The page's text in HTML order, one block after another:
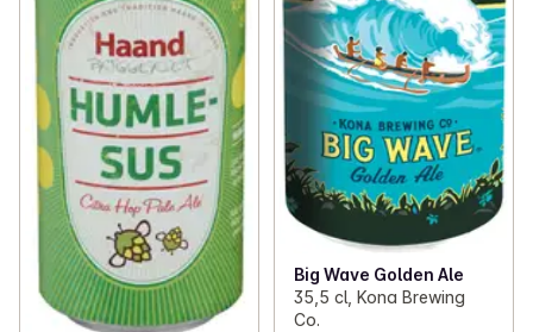
Big Wave Golden Ale
35,5 cl, Kona Brewing
Co.